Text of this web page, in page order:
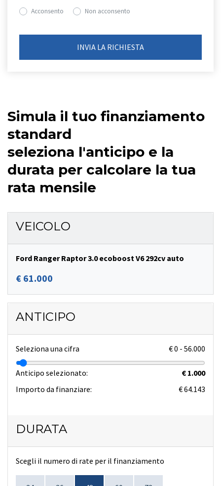
Acconsento Non acconsento
Simula il tuo finanziamento
standard
seleziona l'anticipo e la
durata per calcolare la tua
rata mensile
VEICOLO
Ford Ranger Raptor 3.0 ecoboost V6 292cv auto
€ 61.000
ANTICIPO
Seleziona una cifra €0 - 56.000
Anticipo selezionato:
€ 1.000
Importo da finanziare:
€ 64.143
DURATA
Scegli il numero di rate per il finanziamento